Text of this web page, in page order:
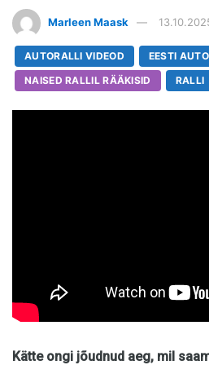
Marleen Maask
AUTORALLI VIDEOD
EESTI
NAISED RALLIL RÄÄKISID
RALLI
Kätte ongi jõudnud aeg, mil